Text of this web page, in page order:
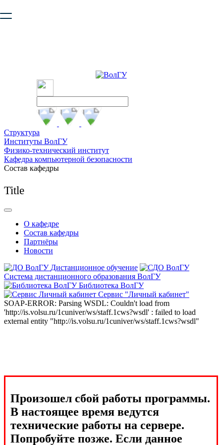
безопасную работу с сайтом. Пожалуйста
Структура
Институты ВолГУ
Физико-технический институт
Кафедра компьютерной безопасности
Состав кафедры
Title
О кафедре
Состав кафедры
Партнёры
Новости
Дистанционное обучение
Система дистанционного образования ВолГУ
Библиотека ВолГУ
Сервис "Личный кабинет"
SOAP-ERROR: Parsing WSDL: Couldn't load from
'http://is.volsu.ru/1cuniver/ws/staff.1cws?wsdl' : failed to load
external entity "http://is.volsu.ru/1cuniver/ws/staff.1cws?wsdl"
Произошел сбой работы программы.
В настоящее время ведутся
технические работы на сервере.
Попробуйте позже. Если данное